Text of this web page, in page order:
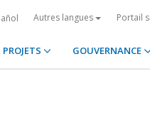
Autres langues Portail
PROJETS GOUVERNANCE